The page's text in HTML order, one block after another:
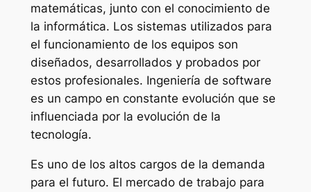
matemáticas, junto con el conocimiento de
la informática. Los sistemas utilizados para
el funcionamiento de los equipos son
diseñados, desarrollados y probados por
estos profesionales. Ingeniería de software
es un campo en constante evolución que se
influenciada por la evolución de la
tecnología.
Es uno de los altos cargos de la demanda
para el futuro. El mercado de trabajo para